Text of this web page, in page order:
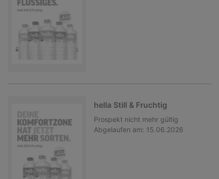
hella Still & Fruchtig
Prospekt nicht mehr gültig
Abgelaufen am: 15.06.2026